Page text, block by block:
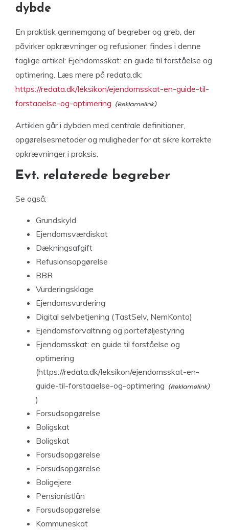
dybde
En praktisk gennemgang af begreber og greb, der
påvirker opkrævninger og refusioner, findes i denne
faglige artikel: Ejendomsskat: en guide til forståelse og
optimering. Læs mere på redata.dk:
https://redata.dk/leksikon/ejendomsskat-en-guide-til-
forstaaelse-og-optimering
Artiklen går i dybden med centrale definitioner,
opgørelsesmetoder og muligheder for at sikre korrekte
opkrævninger i praksis.
Evt. relaterede begreber
Se også:
Grundskyld
Ejendomsværdiskat
Dækningsafgift
Refusionsopgørelse
BBR
Vurderingsklage
Ejendomsvurdering
Digital selvbetjening (TastSelv, NemKonto)
Ejendomsforvaltning og porteføljestyring
Ejendomsskat: en guide til forståelse og
optimering
(https://redata.dk/leksikon/ejendomsskat-en-
guide-til-forstaaelse-og-optimering
)
Forsudsopgørelse
Boligskat
Boligskat
Forsudsopgørelse
Forsudsopgørelse
Boligejere
Pensionistlån
Forsudsopgørelse
Kommuneskat